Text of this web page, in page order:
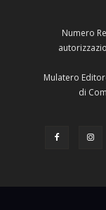
Numero
Mulatero
di